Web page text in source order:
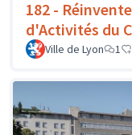
182 -
d'Activités du
Ville de Lyon 1